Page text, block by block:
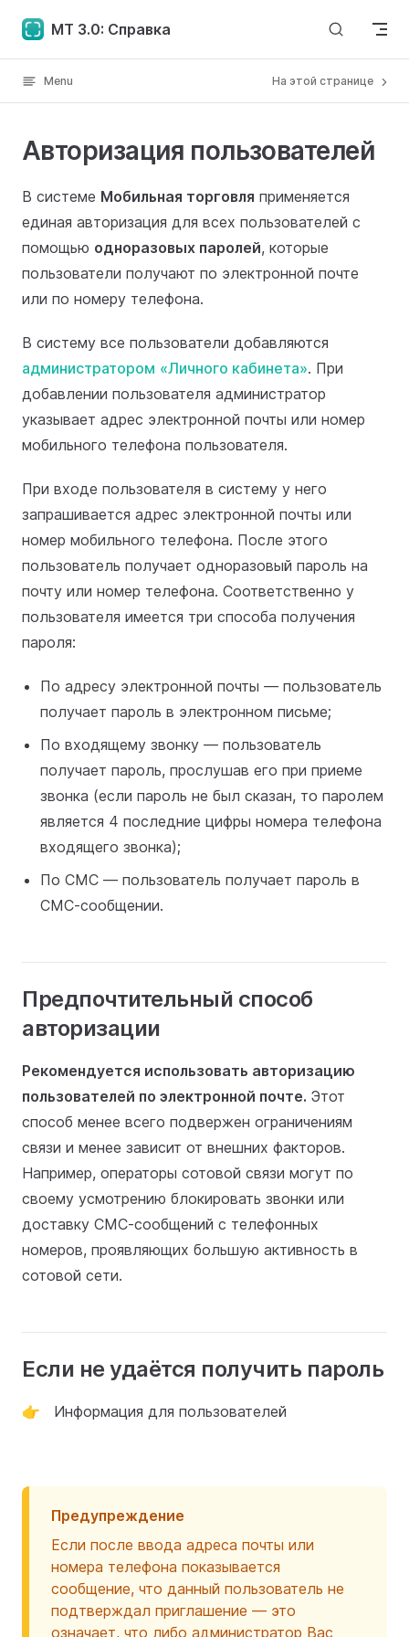
Skip to content
MT 3.0: Справка
Menu На этой странице
Авторизация пользователей
В системе Мобильная торговля применяется
единая авторизация для всех пользователей с
помощью одноразовых паролей, которые
пользователи получают по электронной почте
или по номеру телефона.
В систему все пользователи добавляются
администратором «Личного кабинета». При
добавлении пользователя администратор
указывает адрес электронной почты или номер
мобильного телефона пользователя.
При входе пользователя в систему у него
запрашивается адрес электронной почты или
номер мобильного телефона. После этого
пользователь получает одноразовый пароль на
почту или номер телефона. Соответственно у
пользователя имеется три способа получения
пароля:
По адресу электронной почты — пользователь
получает пароль в электронном письме;
По входящему звонку — пользователь
получает пароль, прослушав его при приеме
звонка (если пароль не был сказан, то паролем
является 4 последние цифры номера телефона
входящего звонка);
По СМС — пользователь получает пароль в
СМС-сообщении.
Предпочтительный способ
авторизации
Рекомендуется использовать авторизацию
пользователей по электронной почте. Этот
способ менее всего подвержен ограничениям
связи и менее зависит от внешних факторов.
Например, операторы сотовой связи могут по
своему усмотрению блокировать звонки или
доставку СМС-сообщений с телефонных
номеров, проявляющих большую активность в
сотовой сети.
Если не удаётся получить пароль
👉 Информация для пользователей
Предупреждение
Если после ввода адреса почты или
номера телефона показывается
сообщение, что данный пользователь не
подтверждал приглашение — это
означает, что либо администратор Вас